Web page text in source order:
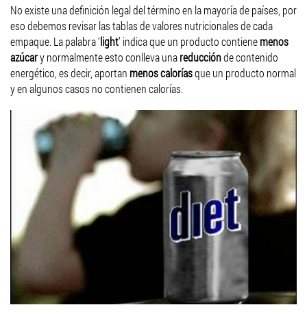
No existe una definición legal del término en la mayoría de países, por
eso debemos revisar las tablas de valores nutricionales de cada
empaque. La palabra ‘light’ indica que un producto contienemenos
azúcary normalmente esto conlleva unareducciónde contenido
energético, es decir, aportan menos caloríasque un producto normal
y en algunos casos no contienen calorías.